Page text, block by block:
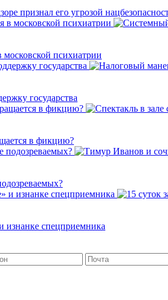
признал его угрозой
психиатрии
государства
в фикцию?
изнанке спецприемника